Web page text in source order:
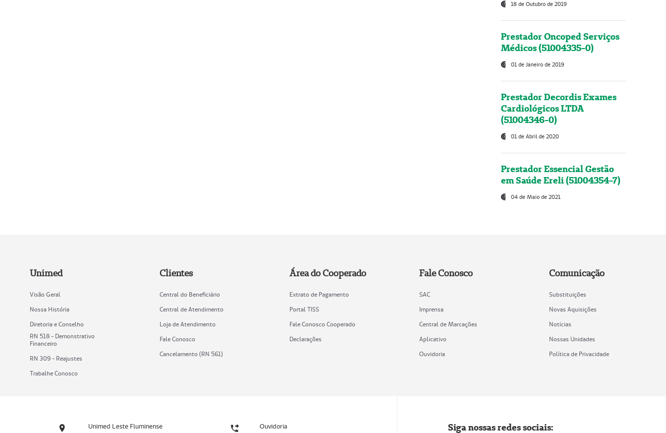
18 de Outubro de 2019
Prestador Oncoped Serviços
Médicos (51004335-0)
01 de Janeiro de 2019
Prestador Decordis Exames
Cardiológicos LTDA
(51004346-0)
01 de Abril de 2020
Prestador Essencial Gestão
em Saúde Ereli (51004354-7)
04 de Maio de 2021
Unimed
Visão Geral
Nossa História
Diretoria e Conselho
RN 518 - Demonstrativo
Financeiro
RN 309 - Reajustes
Trabalhe Conosco
Clientes
Central do Beneficiário
Central de Atendimento
Loja de Atendimento
Fale Conosco
Cancelamento (RN 561)
Área do Cooperado
Extrato de Pagamento
Portal TISS
Fale Conosco Cooperado
Declarações
Fale Conosco
SAC
Imprensa
Central de Marcações
Aplicativo
Ouvidoria
Comunicação
Substituições
Novas Aquisições
Notícias
Nossas Unidades
Política de Privacidade
Unimed Leste Fluminense Ouvidoria Siga nossas redes sociais: